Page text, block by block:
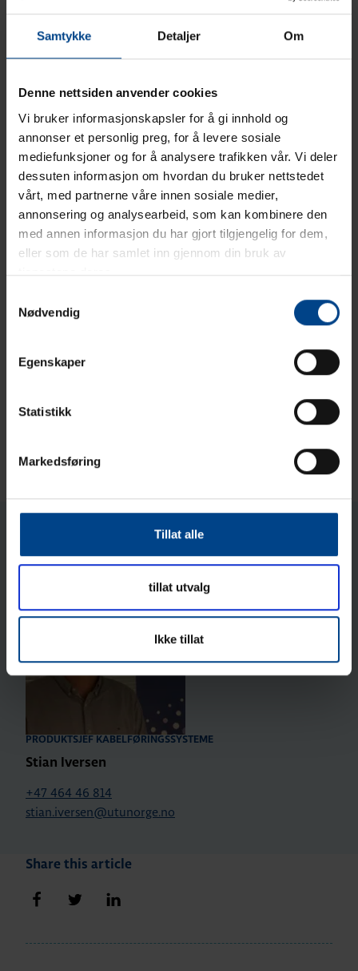
Samtykke Detaljer Om
Denne nettsiden anvender cookies
Vi bruker informasjonskapsler for å gi innhold og
annonser et personlig preg, for å levere sosiale
mediefunksjoner og for å analysere trafikken vår. Vi deler
dessuten informasjon om hvordan du bruker nettstedet
vårt, med partnerne våre innen sosiale medier,
annonsering og analysearbeid, som kan kombinere den
med annen informasjon du har gjort tilgjengelig for dem,
eller som de har samlet inn gjennom din bruk av
tjenestene deres.
Nødvendig
Egenskaper
Statistikk
Markedsføring
Tillat alle
tillat utvalg
Ikke tillat
Created using FlowPaper Flipbook Maker ↗
Previous article
PRODUKTSJEF KABELFØRINGSSYSTEME
Stian Iversen
+47 464 46 814
stian.iversen@utunorge.no
Share this article
Share on FacebookShare on Twitter